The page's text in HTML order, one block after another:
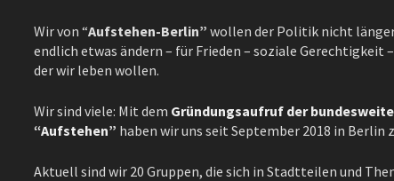
Wir von “Aufstehen-Berlin” wollen der Politik nicht
endlich etwas ändern – für Frieden – soziale Gerechtigkeit
der wir leben wollen.
Wir sind viele: Mit dem Gründungsaufruf der
“Aufstehen” haben wir uns seit September 2018 in Berlin
Aktuell sind wir 20 Gruppen, die sich in Stadtteilen und